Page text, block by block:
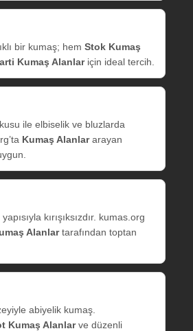
bir kumaş; hem Stok Kumaş
Kumaş Alanlariçin ideal tercih.
ile elbiselik ve bluzlarda
Kumaş Alanlararayan
kırışıksızdır. kumas.org
Alanlartarafından toptan
abiyelik kumaş.
Kumaş Alanlarve düzenli